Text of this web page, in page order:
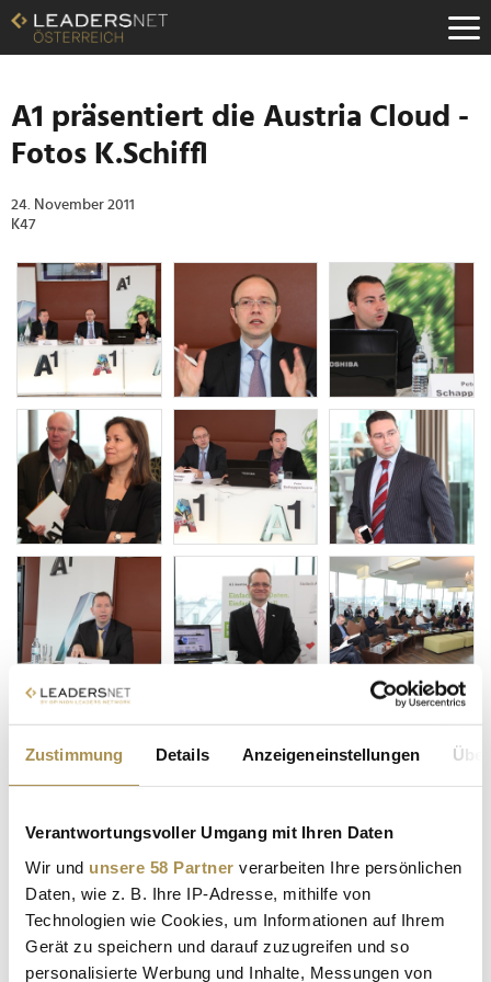
Zustimmung Details Anzeigeneinstellungen
Verantwortungsvoller Umgang mit Ihren Daten
Wir und unsere 58 Partner verarbeiten Ihre persönlichen
Daten, wie z. B. Ihre IP-Adresse, mithilfe von
Technologien wie Cookies, um Informationen auf Ihrem
Gerät zu speichern und darauf zuzugreifen und so
personalisierte Werbung und Inhalte, Messungen von
Zum
Inhalt
Zur
Navigation
Zur
Hauptnavigation
A1 präsentiert die Austria Cloud -
Fotos K.Schiffl
24. November 2011
K47